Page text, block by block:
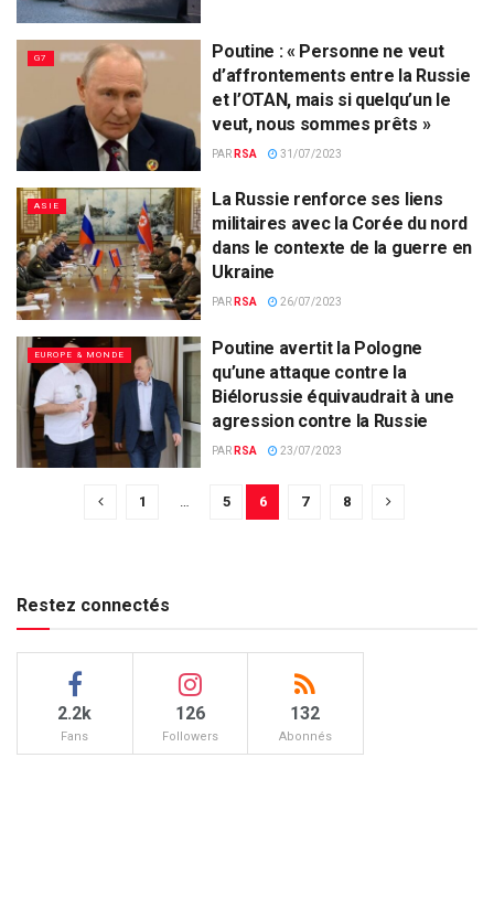
G7
Poutine : « Personne ne veut
d’affrontements entre la Russie
et l’OTAN, mais si quelqu’un le
veut, nous sommes prêts »
PAR RSA 31/07/2023
ASIE
La Russie renforce ses liens
militaires avec la Corée du nord
dans le contexte de la guerre en
Ukraine
PAR RSA 26/07/2023
EUROPE & MONDE
Poutine avertit la Pologne
qu’une attaque contre la
Biélorussie équivaudrait à une
agression contre la Russie
PAR RSA 23/07/2023
1 … 5 6 7 8
Restez connectés
2.2k
Fans
126
Followers
132
Abonnés